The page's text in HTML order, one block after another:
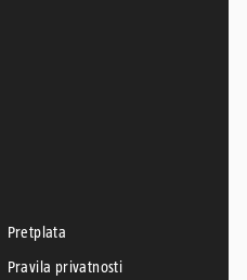
Pretplata
Pravila privatnosti